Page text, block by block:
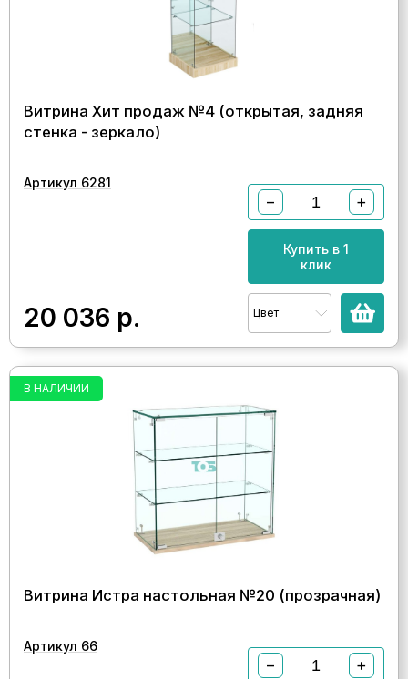
Витрина Хит продаж №4 (открытая, задняя
стенка - зеркало)
Артикул 6281
20 036 р.
− +
Купить в 1
клик
Цвет
В НАЛИЧИИ
Витрина Истра настольная №20 (прозрачная)
Артикул 66
− +